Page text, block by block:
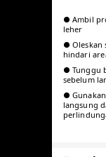
●
warna kulit
● Cica: